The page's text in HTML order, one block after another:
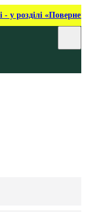
- у розділі